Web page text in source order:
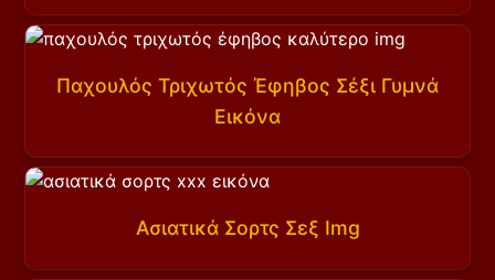
Παχουλός Τριχωτός Έφηβος Σέξι Γυμνά
Εικόνα
Ασιατικά Σορτς Σεξ Img